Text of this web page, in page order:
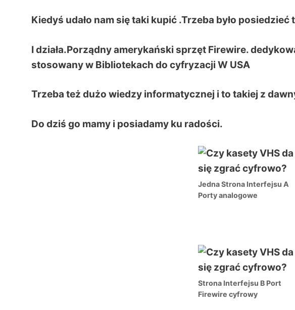
Kiedyś udało nam się taki kupić .Trzeba było
I działa.Porządny amerykański sprzęt Firewire.
stosowany w Bibliotekach do cyfryzacji W USA
Trzeba też dużo wiedzy informatycznej i to takiej z
Do dziś go mamy i posiadamy ku radości.
Jedna Strona Interfejsu A
Porty analogowe
Strona Interfejsu B Port
Firewire cyfrowy